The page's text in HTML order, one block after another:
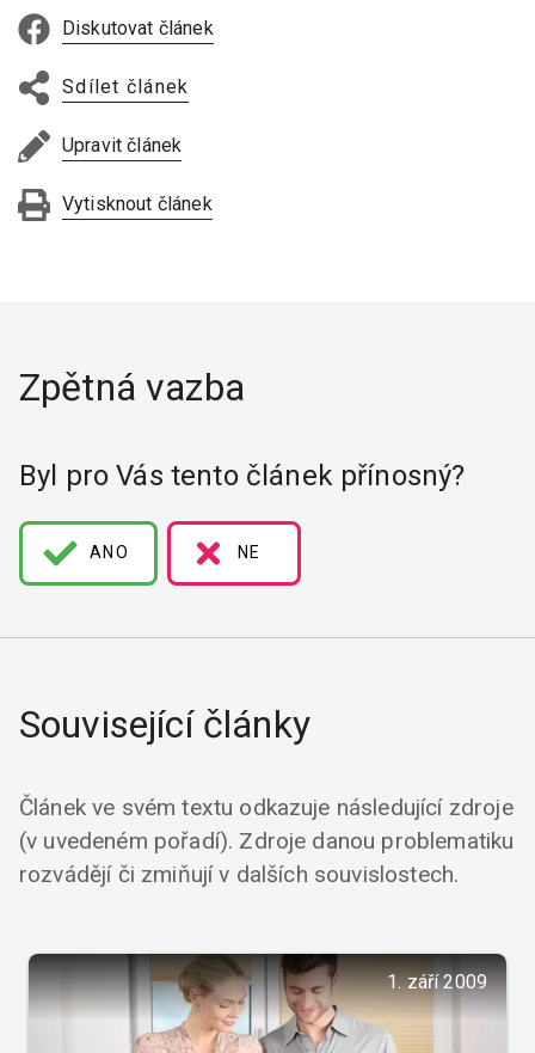
Diskutovat článek
Sdílet článek
Upravit článek
Vytisknout článek
Zpětná vazba
Byl pro Vás tento článek přínosný?
ANO NE
Související články
Článek ve svém textu odkazuje následující zdroje
(v uvedeném pořadí). Zdroje danou problematiku
rozvádějí či zmiňují v dalších souvislostech.
1. září 2009